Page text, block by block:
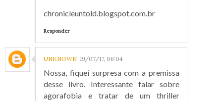
chronicleuntold.blogspot.com.br
Responder
UNKNOWN 19/07/17, 06:04
Nossa, fiquei surpresa com a premissa
desse livro. Interessante falar sobre
agorafobia e tratar de um thriller